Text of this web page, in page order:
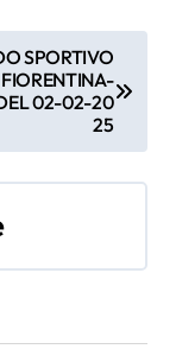
SPORTIVO
02-02-20
25